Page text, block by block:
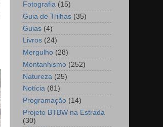
Fotografia (15)
Guia de Trilhas (35)
Guias (4)
Livros (24)
Mergulho (28)
Montanhismo (252)
Natureza (25)
Notícia (81)
Programação (14)
Projeto BTBW na Estrada
(30)